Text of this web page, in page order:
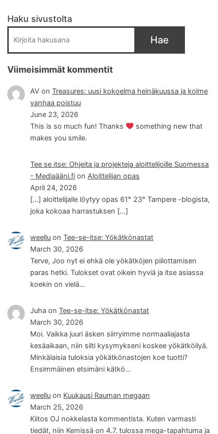
Haku sivustolta
Hae
Viimeisimmät kommentit
AV onTreasures: uusi kokoelma heinäkuussa ja kolme
vanhaa poistuu
June 23, 2026
This is so much fun! Thanks
something new that
makes you smile.
Tee se itse: Ohjeita ja projekteja aloittelijoille Suomessa
- Mediaääni.fi onAloittelijan opas
April 24, 2026
[…] aloittelijalle löytyy opas 61° 23° Tampere -blogista,
joka kokoaa harrastuksen […]
weellu onTee-se-itse: Yökätkönastat
March 30, 2026
Terve, Joo nyt ei ehkä ole yökätköjen piilottamisen
paras hetki. Tulokset ovat oikein hyviä ja itse asiassa
koekin on vielä…
Juha onTee-se-itse: Yökätkönastat
March 30, 2026
Moi. Vaikka juuri äsken siirryimme normaaliajasta
kesäaikaan, niin silti kysymykseni koskee yökätköilyä.
Minkälaisia tuloksia yökätkönastojen koe tuotti?
Ensimmäinen etsimäni kätkö…
weellu on Kuukausi Rauman megaan
March 25, 2026
Kiitos OJ nokkelasta kommentista. Kuten varmasti
tiedät, niin Kemissä on 4.7. tulossa mega-tapahtuma ja